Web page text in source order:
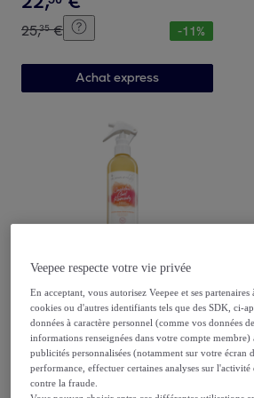
25,35 € -11%
Achat express
Les Secrets de Loly
Spray Capillaire Réparateur
de Fourches 310ml
310 ml Spray
33,00 €
Veepee respecte votre vie privée
En acceptant, vous autorisez Veepee et ses
cookies ou d'autres identifiants tels que des SDK, ci-
données à caractère personnel (comme vos données
informations renseignées dans votre compte
publicités personnalisées (notamment sur votre écran
performance, effectuer certaines analyses sur l'activité
contre la fraude.